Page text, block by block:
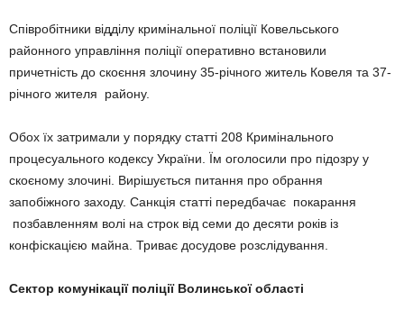
Співробітники відділу кримінальної поліції Ковельського
районного управління поліції оперативно встановили
причетність до скоєння злочину 35-річного житель Ковеля та 37-
річного жителя району.
Обох їх затримали у порядку статті 208 Кримінального
процесуального кодексу України. Їм оголосили про підозру у
скоєному злочині. Вирішується питання про обрання
запобіжного заходу. Санкція статті передбачає покарання
позбавленням волі на строк від семи до десяти років із
конфіскацією майна. Триває досудове розслідування.
Сектор комунікації поліції Волинської області